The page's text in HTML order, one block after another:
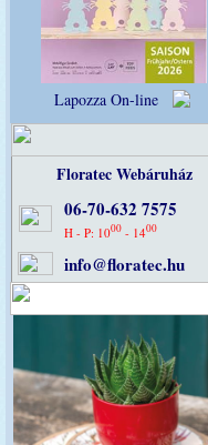
Lapozza On-line
Floratec Webáruház
06-70-632 7575
H - P: 1000- 1400
info@floratec.hu